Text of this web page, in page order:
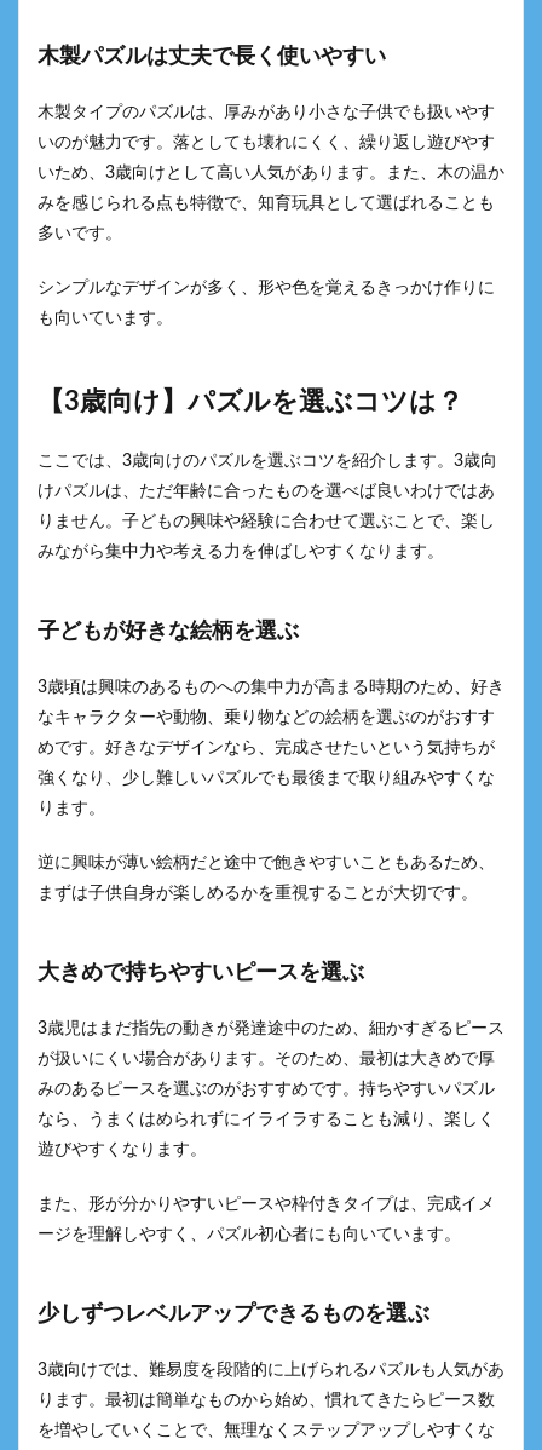
木製パズルは丈夫で長く使いやすい
木製タイプのパズルは、厚みがあり小さな子供でも扱いやす
いのが魅力です。落としても壊れにくく、繰り返し遊びやす
いため、3歳向けとして高い人気があります。また、木の温か
みを感じられる点も特徴で、知育玩具として選ばれることも
多いです。
シンプルなデザインが多く、形や色を覚えるきっかけ作りに
も向いています。
【3歳向け】パズルを選ぶコツは？
ここでは、3歳向けのパズルを選ぶコツを紹介します。3歳向
けパズルは、ただ年齢に合ったものを選べば良いわけではあ
りません。子どもの興味や経験に合わせて選ぶことで、楽し
みながら集中力や考える力を伸ばしやすくなります。
子どもが好きな絵柄を選ぶ
3歳頃は興味のあるものへの集中力が高まる時期のため、好き
なキャラクターや動物、乗り物などの絵柄を選ぶのがおすす
めです。好きなデザインなら、完成させたいという気持ちが
強くなり、少し難しいパズルでも最後まで取り組みやすくな
ります。
逆に興味が薄い絵柄だと途中で飽きやすいこともあるため、
まずは子供自身が楽しめるかを重視することが大切です。
大きめで持ちやすいピースを選ぶ
3歳児はまだ指先の動きが発達途中のため、細かすぎるピース
が扱いにくい場合があります。そのため、最初は大きめで厚
みのあるピースを選ぶのがおすすめです。持ちやすいパズル
なら、うまくはめられずにイライラすることも減り、楽しく
遊びやすくなります。
また、形が分かりやすいピースや枠付きタイプは、完成イメ
ージを理解しやすく、パズル初心者にも向いています。
少しずつレベルアップできるものを選ぶ
3歳向けでは、難易度を段階的に上げられるパズルも人気があ
ります。最初は簡単なものから始め、慣れてきたらピース数
を増やしていくことで、無理なくステップアップしやすくな